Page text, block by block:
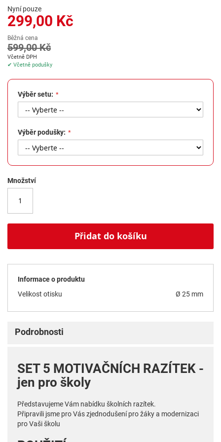
na
začátek
galerie
s
obrázky
Nyní pouze
299,00 Kč
Běžná cena
599,00 Kč
Včetně DPH
✔ Včetně podušky
Výběr setu:
Výběr podušky:
Množství
Přidat do košíku
Informace o produktu
Velikost otisku
Ø 25 mm
Podrobnosti
SET 5 MOTIVAČNÍCH RAZÍTEK -
jen pro školy
Představujeme Vám nabídku školních razítek.
Připravili jsme pro Vás zjednodušení pro žáky a modernizaci
pro Vaši školu